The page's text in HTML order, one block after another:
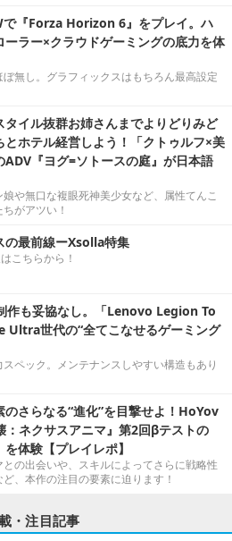
『Forza Horizon 6』をプレイ。ハ
ーラー×クラウドゲーミングの底力を体
無し。グラフィックスはもちろん最高設定
タイル抜群お姉さんまでよりどりみど
とホテル経営しよう！「クトゥルフ×美
ADV『ヨグ=ソトースの庭』が日本語
や無口な複眼死神美少女など、属性てんこ
がアツい！
の最前線ーXsolla特集
こちらから！
作も妥協なし。「Lenovo Legion To
Ultra世代の“全てこなせるゲーミング
ペック。メンテナンスしやすい構造もあり
のさらなる“進化”を目撃せよ！HoYov
：ネクサスアニマ』第2回βテストの
を体験【プレイレポ】
の出会いや、スキルによってさらに戦略性
、本作の注目の要素に迫ります！
・注目記事